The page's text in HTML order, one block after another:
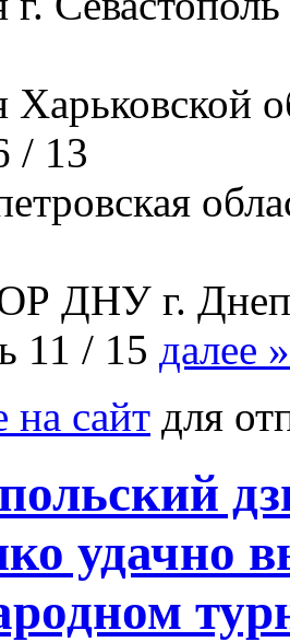
/ 13
г.
11 / 15 далее
на сайт для
удачно